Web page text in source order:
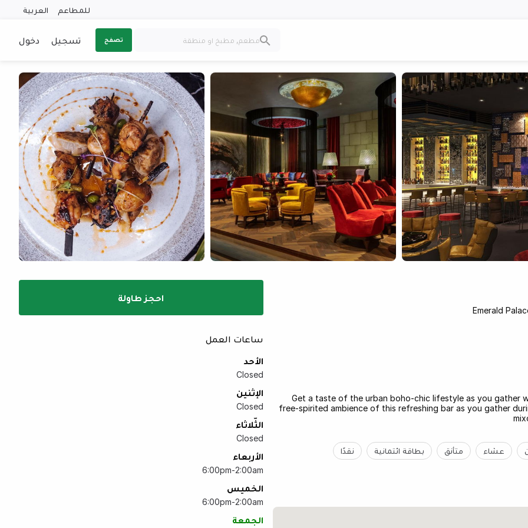
للمطاعم العربية
تصفح تسجيل دخول
Emerald
Get a taste of the urban boho-chic lifestyle as you gather
free-spirited ambience of this refreshing bar as you gather
عشاء متأنق بطاقة ائتمانية نقدًا
احجز طاولة
ساعات العمل
الأحد
Closed
الإثنين
Closed
الثّلاثاء
Closed
الأربعاء
6:00pm-2:00am
الخميس
6:00pm-2:00am
الجمعة